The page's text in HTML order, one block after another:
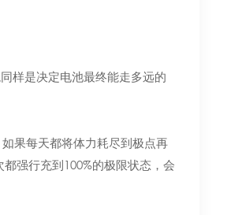
样是决定电池最终能走多远的
果每天都将体力耗尽到极点再
强行充到100%的极限状态，会